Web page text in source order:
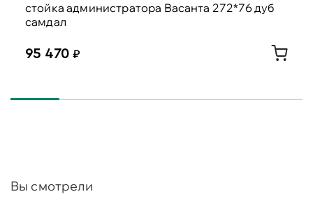
стойка администратора Васанта 272*76 дуб
самдал
95 470
Вы смотрели